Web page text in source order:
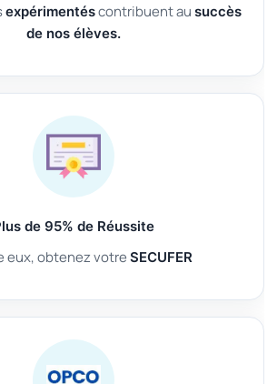
expérimentéscontribuent au succès
de nos élèves.
de 95% de Réussite
eux, obtenez votre SECUFER